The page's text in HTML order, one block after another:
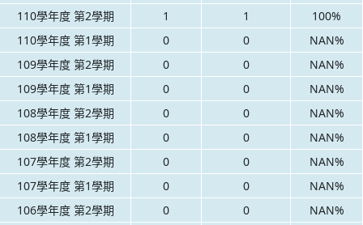
110學年度 第2學期
1 1
100%
110學年度 第1學期
0 0
NAN%
109學年度 第2學期
0 0
NAN%
109學年度 第1學期
0 0
NAN%
108學年度 第2學期
0 0
NAN%
108學年度 第1學期
0 0
NAN%
107學年度 第2學期
0 0
NAN%
107學年度 第1學期
0 0
NAN%
106學年度 第2學期
0 0
NAN%